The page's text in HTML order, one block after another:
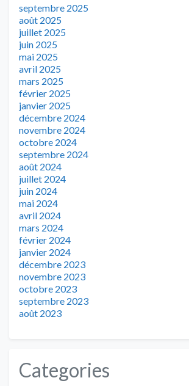
septembre 2025
août 2025
juillet 2025
juin 2025
mai 2025
avril 2025
mars 2025
février 2025
janvier 2025
décembre 2024
novembre 2024
octobre 2024
septembre 2024
août 2024
juillet 2024
juin 2024
mai 2024
avril 2024
mars 2024
février 2024
janvier 2024
décembre 2023
novembre 2023
octobre 2023
septembre 2023
août 2023
Categories